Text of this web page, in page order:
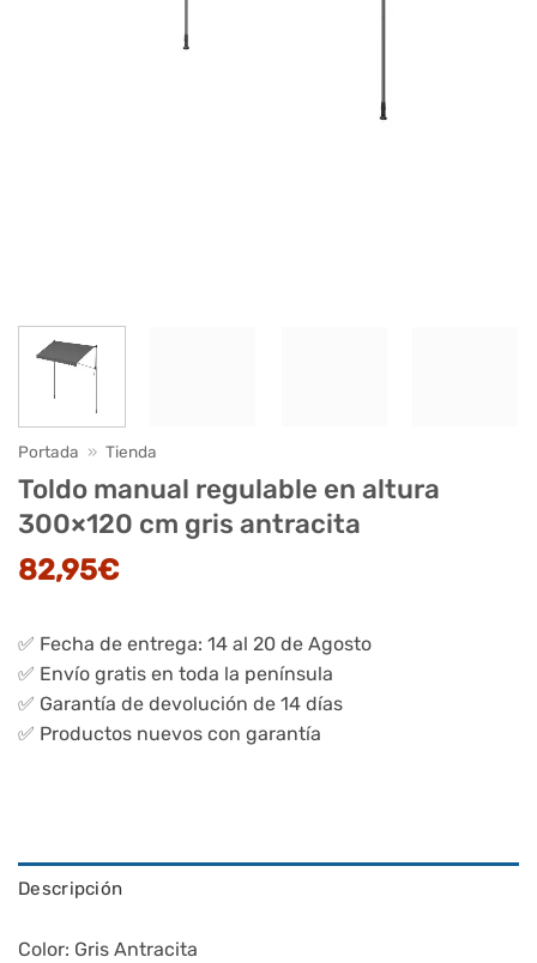
Portada » Tienda
Toldo manual regulable en altura
300×120 cm gris antracita
82,95€
✅ Fecha de entrega: 14 al 20 de Agosto
✅ Envío gratis en toda la península
✅ Garantía de devolución de 14 días
✅ Productos nuevos con garantía
Descripción
Color: Gris Antracita